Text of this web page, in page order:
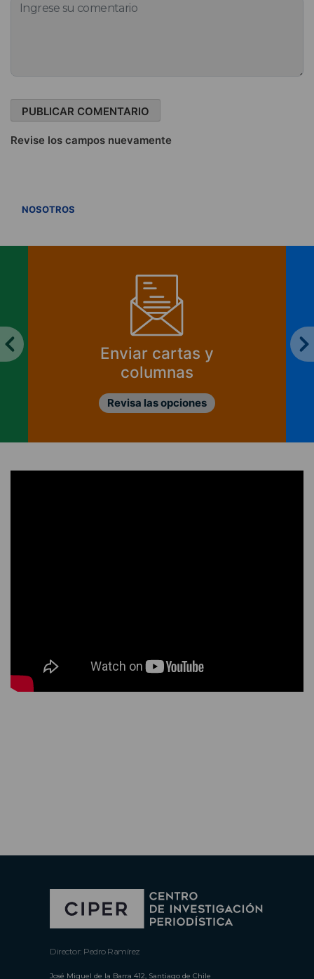
Revise los campos nuevamente
NOSOTROS
¿Cómo se financia
CIPER?
Ver informes de ingresos
Director: Pedro Ramírez
José Miguel de la Barra 412, Santiago de Chile